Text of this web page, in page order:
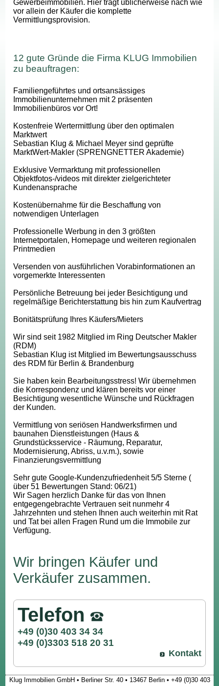
Gewerbeimmobilien. Hier trägt üblicherweise nach wie
vor allein der Käufer die komplette
Vermittlungsprovision.
12 gute Gründe die Firma KLUG Immobilien
zu beauftragen:
Familiengeführtes und ortsansässiges
Immobilienunternehmen mit 2 präsenten
Immobilienbüros vor Ort!
Kostenfreie Wertermittlung über den optimalen
Marktwert
Sebastian Klug & Michael Meyer sind geprüfte
MarktWert-Makler (SPRENGNETTER Akademie)
Exklusive Vermarktung mit professionellen
Objektfotos-/videos mit direkter zielgerichteter
Kundenansprache
Kostenübernahme für die Beschaffung von
notwendigen Unterlagen
Professionelle Werbung in den 3 größten
Internetportalen, Homepage und weiteren regionalen
Printmedien
Versenden von ausführlichen Vorabinformationen an
vorgemerkte Interessenten
Persönliche Betreuung bei jeder Besichtigung und
regelmäßige Berichterstattung bis hin zum Kaufvertrag
Bonitätsprüfung Ihres Käufers/Mieters
Wir sind seit 1982 Mitglied im Ring Deutscher Makler
(RDM)
Sebastian Klug ist Mitglied im Bewertungsausschuss
des RDM für Berlin & Brandenburg
Sie haben kein Bearbeitungsstress! Wir übernehmen
die Korrespondenz und klären bereits vor einer
Besichtigung wesentliche Wünsche und Rückfragen
der Kunden.
Vermittlung von seriösen Handwerksfirmen und
baunahen Dienstleistungen (Haus &
Grundstücksservice - Räumung, Reparatur,
Modernisierung, Abriss, u.v.m.), sowie
Finanzierungsvermittlung
Sehr gute Google-Kundenzufriedenheit 5/5 Sterne (
über 51 Bewertungen Stand: 06/21)
Wir Sagen herzlich Danke für das von Ihnen
entgegengebrachte Vertrauen seit nunmehr 4
Jahrzehnten und stehen Ihnen auch weiterhin mit Rat
und Tat bei allen Fragen Rund um die Immobile zur
Verfügung.
Wir bringen Käufer und
Verkäufer zusammen.
Telefon
+49 (0)30 403 34 34
+49 (0)3303 518 20 31
Kontakt
Klug Immobilien GmbH • Berliner Str. 40 • 13467 Berlin • +49 (0)30 403